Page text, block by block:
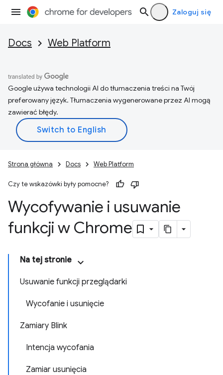
Zaloguj się
Docs Web Platform
Google używa technologii AI do tłumaczenia treści na Twój
preferowany język. Tłumaczenia wygenerowane przez AI mogą
zawierać błędy.
Strona główna Docs Web Platform
Czy te wskazówki były pomocne?
Wycofywanie i usuwanie
funkcji w Chrome
Na tej stronie
Usuwanie funkcji przeglądarki
Wycofanie i usunięcie
Zamiary Blink
Intencja wycofania
Zamiar usunięcia